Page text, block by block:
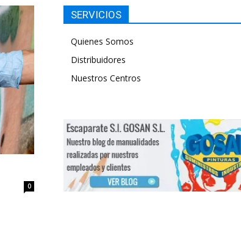
0
SERVICIOS
Quienes Somos
Distribuidores
Nuestros Centros